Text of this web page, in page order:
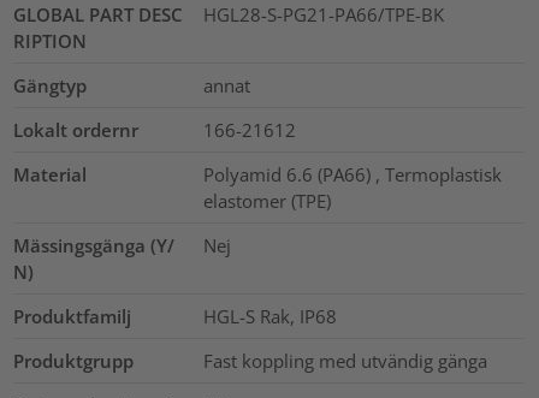
GLOBAL PART DESC
RIPTION
HGL28-S-PG21-PA66/TPE-BK
Gängtyp
annat
Lokalt ordernr
166-21612
Material
Polyamid 6.6 (PA66) , Termoplastisk
elastomer (TPE)
Mässingsgänga (Y/
N)
Nej
Produktfamilj
HGL-S Rak, IP68
Produktgrupp
Fast koppling med utvändig gänga